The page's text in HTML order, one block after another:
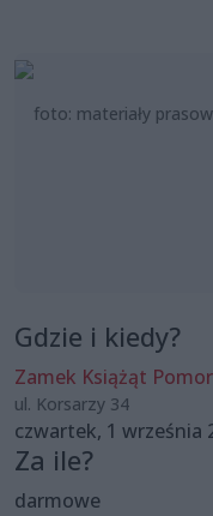
foto: materiały
Gdzie i kiedy?
Zamek Książąt
ul. Korsarzy 34
czwartek, 1 września
Za ile?
darmowe